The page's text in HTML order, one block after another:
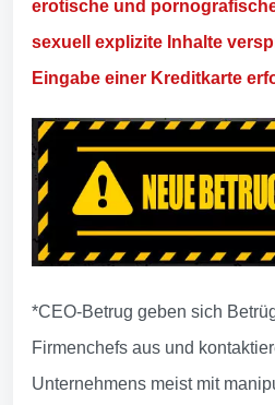
erotische und
sexuell explizite Inhalte
Eingabe einer Kreditkarte
*CEO-Betrug geben sich
Firmenchefs aus und
Unternehmens meist mit